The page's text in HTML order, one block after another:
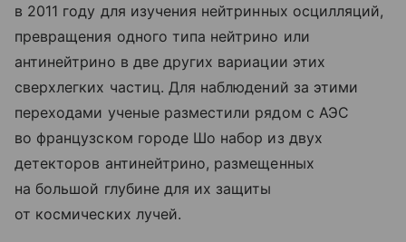
в 2011 году для изучения нейтринных осцилляций,
превращения одного типа нейтрино или
антинейтрино в две других вариации этих
сверхлегких частиц. Для наблюдений за этими
переходами ученые разместили рядом с АЭС
во французском городе Шо набор из двух
детекторов антинейтрино, размещенных
на большой глубине для их защиты
от космических лучей.